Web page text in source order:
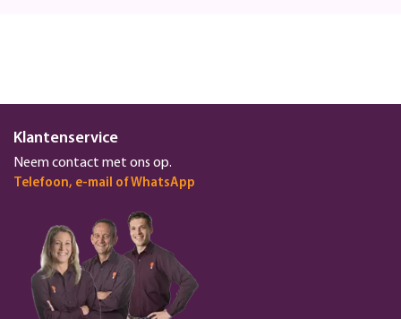
Klantenservice
Neem contact met ons op.
Telefoon, e-mail of WhatsApp